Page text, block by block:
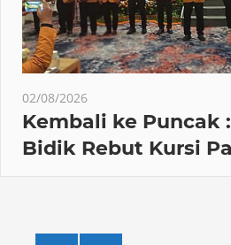
02/08/2026
Kembali ke Puncak
Bidik Rebut Kursi